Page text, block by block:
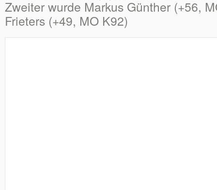
Zweiter wurde Markus Günther (+56,
Frieters (+49, MO K92)